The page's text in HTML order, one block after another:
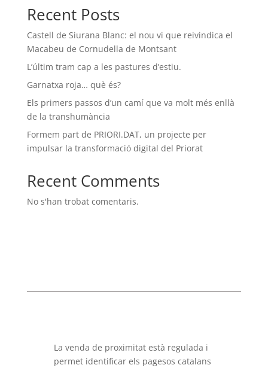
Recent Posts
Castell de Siurana Blanc: el nou vi que reivindica el
Macabeu de Cornudella de Montsant
L’últim tram cap a les pastures d’estiu.
Garnatxa roja… què és?
Els primers passos d’un camí que va molt més enllà
de la transhumància
Formem part de PRIORI.DAT, un projecte per
impulsar la transformació digital del Priorat
Recent Comments
No s'han trobat comentaris.
La venda de proximitat està regulada i
permet identificar els pagesos catalans